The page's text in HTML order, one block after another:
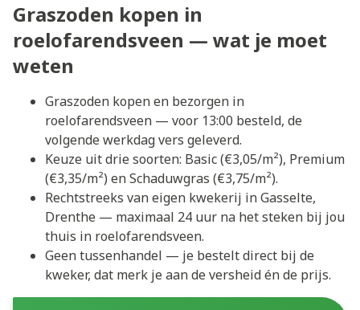
Graszoden kopen in
roelofarendsveen — wat je moet
weten
Graszoden kopen en bezorgen in
roelofarendsveen — voor 13:00 besteld, de
volgende werkdag vers geleverd.
Keuze uit drie soorten: Basic (€3,05/m²), Premium
(€3,35/m²) en Schaduwgras (€3,75/m²).
Rechtstreeks van eigen kwekerij in Gasselte,
Drenthe — maximaal 24 uur na het steken bij jou
thuis in roelofarendsveen.
Geen tussenhandel — je bestelt direct bij de
kweker, dat merk je aan de versheid én de prijs.